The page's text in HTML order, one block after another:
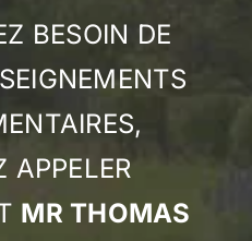
BESOIN DE
APPELER
MR THOMAS